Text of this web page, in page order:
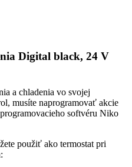
Digital black, 24 V
a chladenia vo svojej
musíte naprogramovať akcie
softvéru Niko
použiť ako termostat pri